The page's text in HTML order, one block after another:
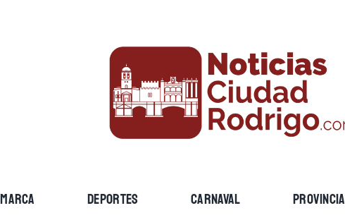
DEPORTES CARNAVAL PROVINCIA